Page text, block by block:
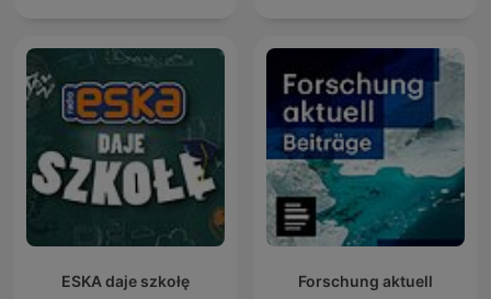
ESKA daje szkołę Forschung aktuell